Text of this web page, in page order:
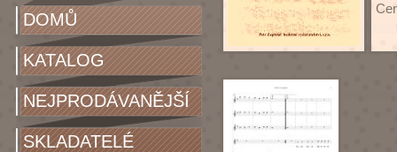
DOMŮ
KATALOG
NEJPRODÁVANĚJŠÍ
SKLADATELÉ